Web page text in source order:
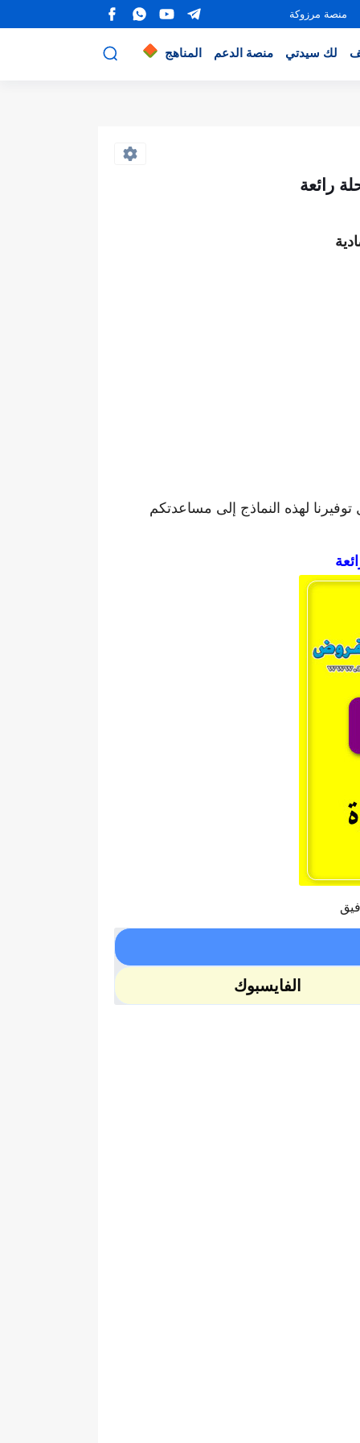
منصة مرزوكة
لك سيدتي منصة الدعم المناهج
رائعة
لهذه النماذج إلى مساعدتكم
الفايسبوك